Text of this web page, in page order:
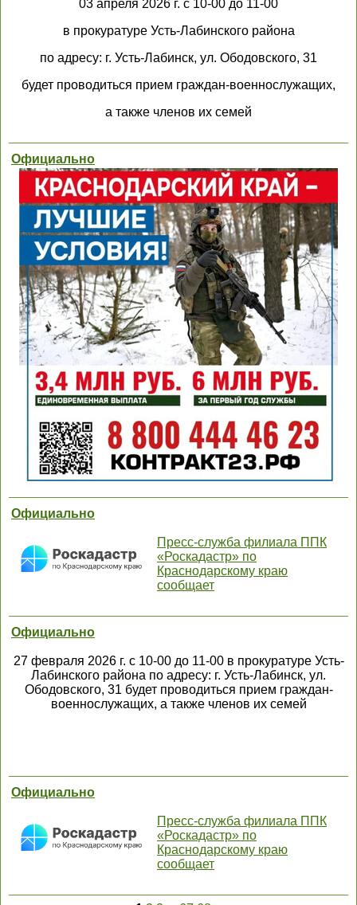
03 апреля 2026 г. с 10-00 до 11-00
в прокуратуре Усть-Лабинского района
по адресу: г. Усть-Лабинск, ул. Ободовского, 31
будет проводиться прием граждан-военнослужащих,
а также членов их семей
Официально
Официально
Пресс-служба филиала ППК
«Роскадастр» по
Краснодарскому краю
сообщает
Официально
27 февраля 2026 г. с 10-00 до 11-00 в прокуратуре Усть-
Лабинского района по адресу: г. Усть-Лабинск, ул.
Ободовского, 31 будет проводиться прием граждан-
военнослужащих, а также членов их семей
Официально
Пресс-служба филиала ППК
«Роскадастр» по
Краснодарскому краю
сообщает